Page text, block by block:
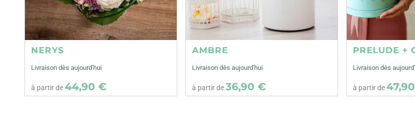
NERYS
Livraison dès aujourd'hui
à partir de44,90 €
AMBRE
Livraison dès aujourd'hui
à partir de36,90 €
PRELUDE +
Livraison dès
à partir de